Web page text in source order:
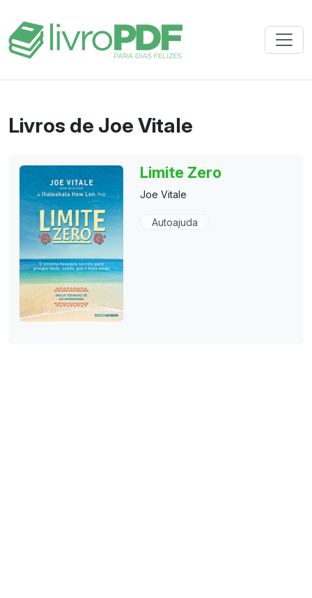
Livros de Joe Vitale
Limite Zero
Joe Vitale
Autoajuda